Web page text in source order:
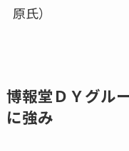
原氏）
博報堂ＤＹグル
に強み